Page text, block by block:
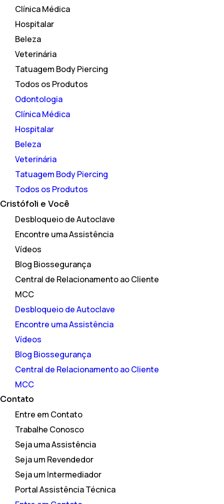
Clínica Médica
Hospitalar
Beleza
Veterinária
Tatuagem Body Piercing
Todos os Produtos
Odontologia
Clínica Médica
Hospitalar
Beleza
Veterinária
Tatuagem Body Piercing
Todos os Produtos
Cristófoli e Você
Desbloqueio de Autoclave
Encontre uma Assistência
Vídeos
Blog Biossegurança
Central de Relacionamento ao Cliente
MCC
Desbloqueio de Autoclave
Encontre uma Assistência
Vídeos
Blog Biossegurança
Central de Relacionamento ao Cliente
MCC
Contato
Entre em Contato
Trabalhe Conosco
Seja uma Assistência
Seja um Revendedor
Seja um Intermediador
Portal Assistência Técnica